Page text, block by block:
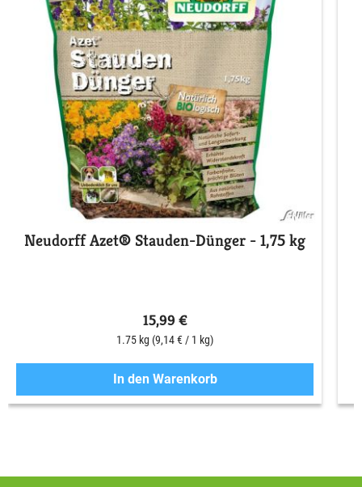
Neudorff Azet® Stauden-Dünger - 1,75 kg
15,99 €
1.75 kg (9,14 € / 1 kg)
In den Warenkorb